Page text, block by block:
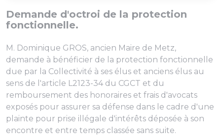
Demande d'octroi de la protection
fonctionnelle.
M. Dominique GROS, ancien Maire de Metz,
demande à bénéficier de la protection fonctionnelle
due par la Collectivité à ses élus et anciens élus au
sens de l'article L2123-34 du CGCT et du
remboursement des honoraires et frais d'avocats
exposés pour assurer sa défense dans le cadre d'une
plainte pour prise illégale d'intérêts déposée à son
encontre et entre temps classée sans suite.